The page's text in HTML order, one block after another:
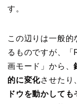
す。
この辺りは一般的
るものですが、
画モード」から、
的に変化させたり
ドウを動かして